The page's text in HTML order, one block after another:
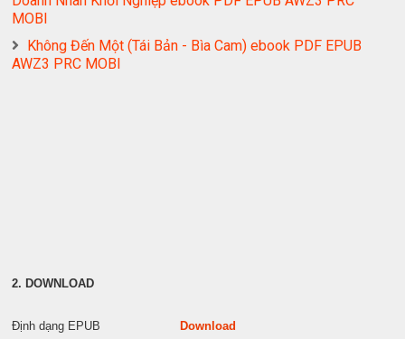
MOBI
Không Đến Một (Tái Bản - Bìa Cam) ebook PDF EPUB
AWZ3 PRC MOBI
2. DOWNLOAD
Định dạng EPUB Download